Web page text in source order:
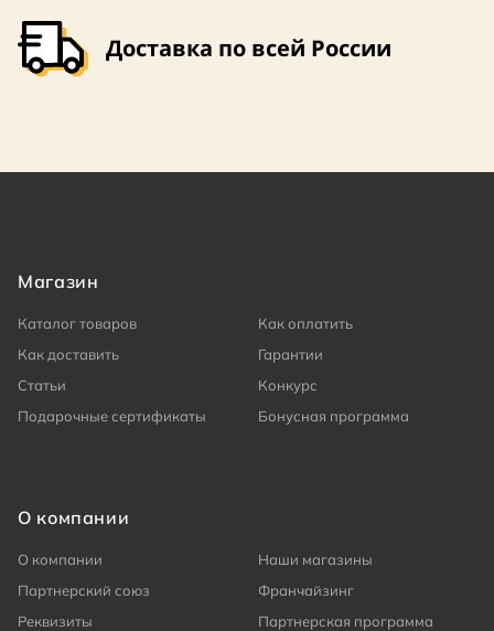
Доставка по всей России
Магазин
Каталог товаров
Как оплатить
Как доставить
Гарантии
Статьи
Конкурс
Подарочные сертификаты
Бонусная программа
О компании
О компании
Наши магазины
Партнерский союз
Франчайзинг
Реквизиты
Партнерская программа